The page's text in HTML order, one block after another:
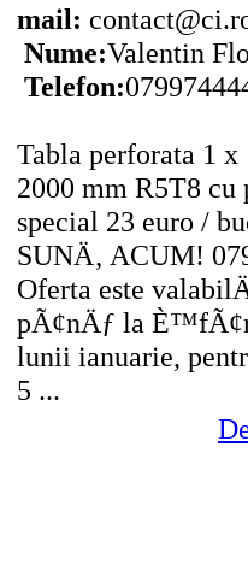
mail:
Nume:Valentin
Telefon:
Tabla perforata 1 x
2000 mm R5T8 cu
special 23 euro /
SUNÄ‚ ACUM!
Oferta este
pÃ¢nÄƒ la
lunii ianuarie,
5 ...